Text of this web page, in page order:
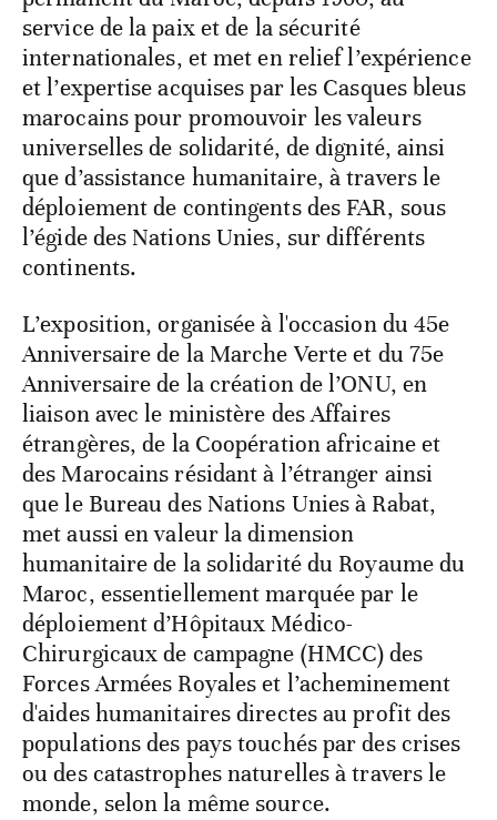
service de la paix et de la sécurité
internationales, et met en relief l’expérience
et l’expertise acquises par les Casques bleus
marocains pour promouvoir les valeurs
universelles de solidarité, de dignité, ainsi
que d’assistance humanitaire, à travers le
déploiement de contingents des FAR, sous
l’égide des Nations Unies, sur différents
continents.
L’exposition, organisée à l'occasion du 45e
Anniversaire de la Marche Verte et du 75e
Anniversaire de la création de l’ONU, en
liaison avec le ministère des Affaires
étrangères, de la Coopération africaine et
des Marocains résidant à l’étranger ainsi
que le Bureau des Nations Unies à Rabat,
met aussi en valeur la dimension
humanitaire de la solidarité du Royaume du
Maroc, essentiellement marquée par le
déploiement d’Hôpitaux Médico-
Chirurgicaux de campagne (HMCC) des
Forces Armées Royales et l’acheminement
d'aides humanitaires directes au profit des
populations des pays touchés par des crises
ou des catastrophes naturelles à travers le
monde, selon la même source.